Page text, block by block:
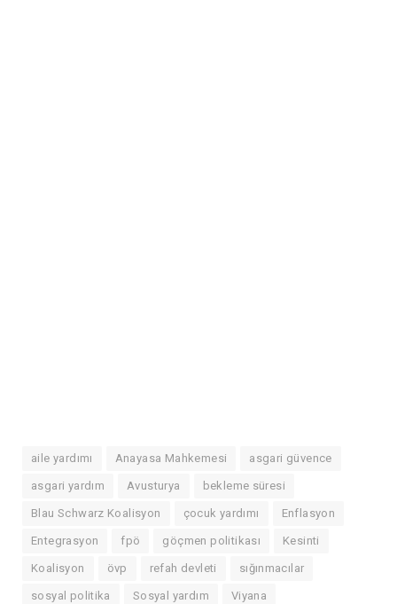
aile yardımı Anayasa Mahkemesi asgari güvence
asgari yardım Avusturya bekleme süresi
Blau Schwarz Koalisyon çocuk yardımı Enflasyon
Entegrasyon fpö göçmen politikası Kesinti
Koalisyon övp refah devleti sığınmacılar
sosyal politika Sosyal yardım Viyana